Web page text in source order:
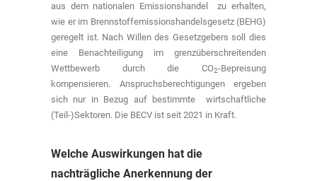
aus dem nationalen Emissionshandel zu erhalten,
wie er im Brennstoffemissionshandelsgesetz (BEHG)
geregelt ist. Nach Willen des Gesetzgebers soll dies
eine Benachteiligung im grenzüberschreitenden
Wettbewerb durch die CO2-Bepreisung
kompensieren. Anspruchsberechtigungen ergeben
sich nur in Bezug auf bestimmte wirtschaftliche
(Teil-)Sektoren. Die BECV ist seit 2021 in Kraft.
Welche Auswirkungen hat die
nachträgliche Anerkennung der